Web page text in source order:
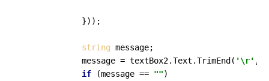
            }));
string message;
            message = textBox2.Text.TrimEnd(
'\r' ,
if (message == "")